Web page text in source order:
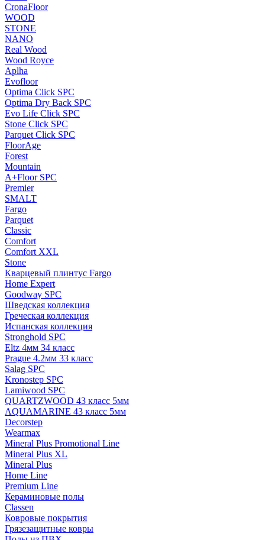
CronaFloor
WOOD
STONE
NANO
Real Wood
Wood Royce
Aplha
Evofloor
Optima Click SPC
Optima Dry Back SPC
Evo Life Click SPC
Stone Click SPC
Parquet Click SPC
FloorAge
Forest
Mountain
A+Floor SPC
Premier
SMALT
Fargo
Parquet
Classic
Comfort
Comfort XXL
Stone
Кварцевый плинтус Fargo
Home Expert
Goodway SPC
Шведская коллекция
Греческая коллекция
Испанская коллекция
Stronghold SPC
Eltz 4мм 34 класс
Prague 4.2мм 33 класс
Salag SPC
Kronostep SPC
Lamiwood SPC
QUARTZWOOD 43 класс 5мм
AQUAMARINE 43 класс 5мм
Decorstep
Wearmax
Mineral Plus Promotional Line
Mineral Plus XL
Mineral Plus
Home Line
Premium Line
Кераминовые полы
Classen
Ковровые покрытия
Грязезащитные ковры